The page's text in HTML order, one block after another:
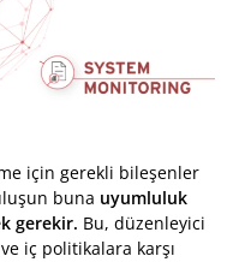
için gerekli bileşenler
buna uyumluluk
gerekir. Bu, düzenleyici
iç politikalara karşı